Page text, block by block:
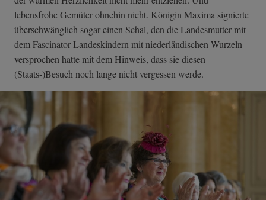
lebensfrohe Gemüter ohnehin nicht. Königin Maxima signierte
überschwänglich sogar einen Schal, den dieLandesmutter mit
dem FascinatorLandeskindern mit niederländischen Wurzeln
versprochen hatte mit dem Hinweis, dass sie diesen
(Staats-)Besuch noch lange nicht vergessen werde.